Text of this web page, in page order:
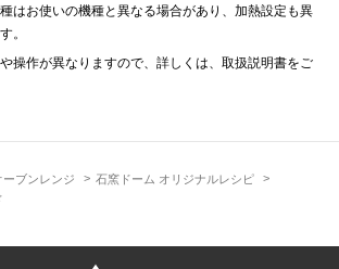
ブンレンジ
石窯ドーム オリジナルレシピ
はお使いの機種と異なる場合があり、加熱設定も異
。
操作が異なりますので、詳しくは、取扱説明書をご